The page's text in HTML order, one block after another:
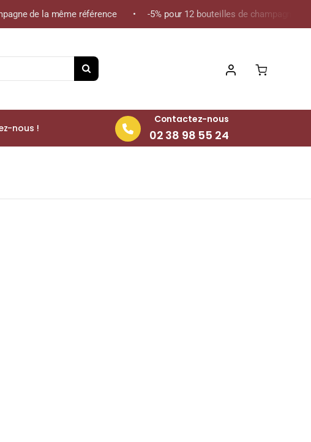
de la même référence • -5% pour 12 bouteilles de champagne de la
nous !
Contactez-nous
02 38 98 55 24